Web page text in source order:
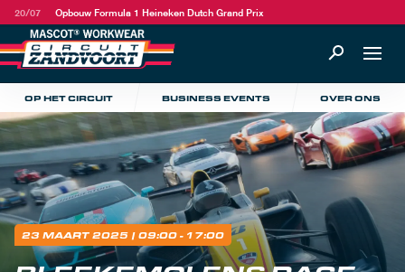
20/07 Opbouw Formula 1 Heineken Dutch Grand Prix
OP HET CIRCUIT BUSINESS EVENTS OVER ONS
23 MAART 2025 | 09:00 - 17:00